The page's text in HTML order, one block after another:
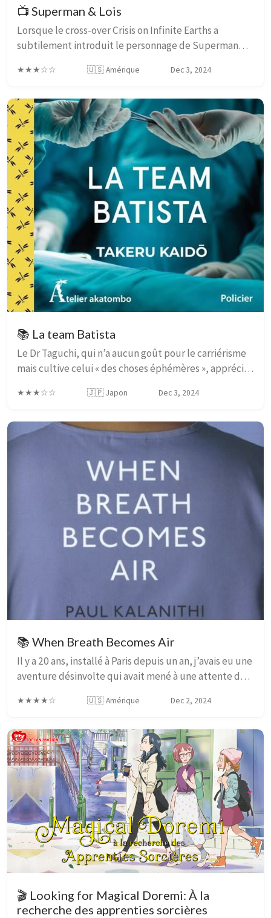
📺 Superman & Lois
Lorsque le cross-over Crisis on Infinite Earths a
subtilement introduit le personnage de Superman
la personnalité “Clark” était très crédible,...
★★★☆☆ 🇺🇸 Amérique Dec 3, 2024
📚 La team Batista
Le Dr Taguchi, qui n’a aucun goût pour le carriérisme
mais cultive celui « des choses éphémères », apprécie
lorsque le directeur de l’hôpital lui ...
★★★☆☆ 🇯🇵 Japon Dec 3, 2024
📚 When Breath Becomes Air
Il y a 20 ans, installé à Paris depuis un an, j’avais eu une
aventure désinvolte qui avait mené à une attente de
disponibles à l’époque. Au cours ...
★★★★☆ 🇺🇸 Amérique Dec 2, 2024
🎬 Looking for Magical Doremi: À la
recherche des apprenties sorcières